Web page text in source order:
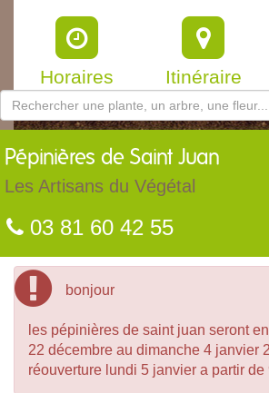
Horaires Itinéraire
Pépinières de Saint Juan
Les Artisans du Végétal
03 81 60 42 55
bonjour
les pépinières de saint juan seront
22 décembre au dimanche 4 janvier
réouverture lundi 5 janvier a partir de